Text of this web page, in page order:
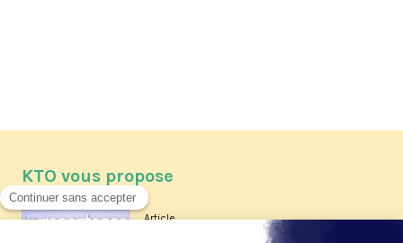
KTO vous propose
Article
Les reportages d'été 2026 de KTO